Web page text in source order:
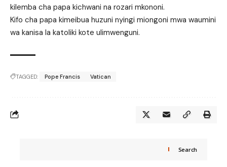
kilemba cha papa kichwani na rozari mkononi.
Kifo cha papa kimeibua huzuni nyingi miongoni mwa waumini
wa kanisa la katoliki kote ulimwenguni.
TAGGED: Pope Francis Vatican
Search